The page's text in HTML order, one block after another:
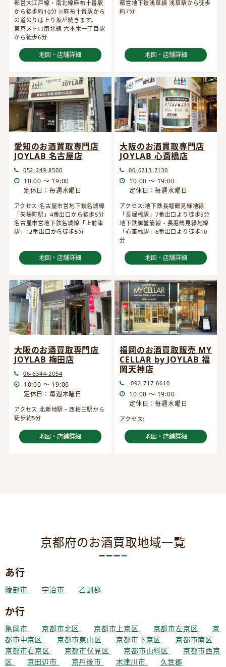
都営大江戸線・南北線麻布十番駅
から徒歩約10分 ※麻布十番駅から
の道のりは上り坂が続きます。
東京メトロ南北線 六本木一丁目駅
から徒歩6分
地図・店舗詳細
都営地下鉄浅草線 浅草駅から徒歩
約7分
地図・店舗詳細
愛知のお酒買取専門店
JOYLAB 名古屋店
052-249-8500
10:00 ～ 19:00
定休日：毎週水曜日
アクセス:名古屋市営地下鉄名城線
「矢場町駅」4番出口から徒歩5分
名古屋市営地下鉄名城線「上前津
駅」12番出口から徒歩5分
地図・店舗詳細
大阪のお酒買取専門店
JOYLAB 心斎橋店
06-6213-2130
10:00 ～ 19:00
定休日：毎週水曜日
アクセス:地下鉄長堀鶴見緑地線
「長堀橋駅」7番出口より徒歩5分
地下鉄御堂筋線・長堀鶴見緑地線
「心斎橋駅」6番出口より徒歩10
分
地図・店舗詳細
大阪のお酒買取専門店
JOYLAB 梅田店
06-6344-2054
10:00 ～ 19:00
定休日：毎週木曜日
アクセス:北新地駅・西梅田駅から
徒歩約5分
地図・店舗詳細
福岡のお酒買取販売 MY
CELLAR by JOYLAB 福
岡天神店
092-717-6610
10:00 ～ 19:00
定休日：毎週木曜日
アクセス:
地図・店舗詳細
京都府のお酒買取地域一覧
あ行
綾部市 宇治市 乙訓郡
か行
亀岡市 京都市北区 京都市上京区 京都市左京区
京
都市中京区
京都市東山区 京都市下京区
京都市南区
京都市右京区
京都市伏見区 京都市山科区
京都市西京
区
京田辺市 京丹後市 木津川市 久世郡